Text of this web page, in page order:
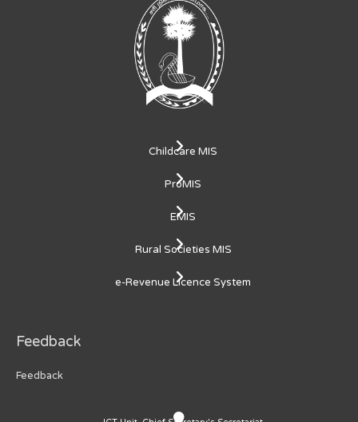
Childcare MIS
ProMIS
EMIS
Rural Societies MIS
e-Revenue Licence System
Feedback
Feedback